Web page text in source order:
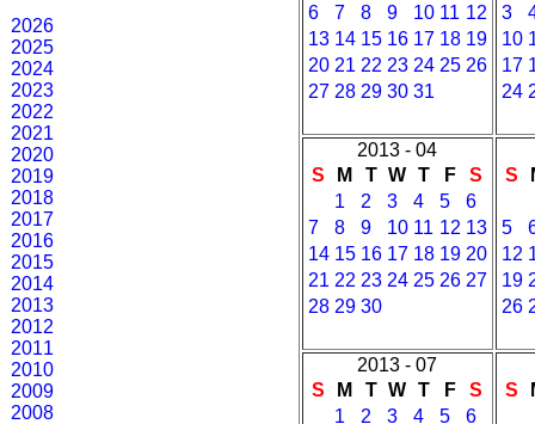
2026
2025
2024
2023
2022
2021
2020
2019
2018
2017
2016
2015
2014
2013
2012
2011
2010
2009
2008
6
7 8 9 10 11 12
13 14 15 16 17 18 19
20 21 22 23 24 25 26
27 28 29 30 31
3
10
17
24
2013 - 04
S
M T W T F
S
1
2 3 4 5
6
7
8 9 10 11 12 13
14 15 16 17 18 19 20
21 22 23 24 25 26 27
28 29 30
S
5
12
19
26
2013 - 07
S
M T W T F
S
1
2 3 4 5
6
S